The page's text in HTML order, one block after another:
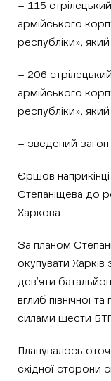
– 115
армійського
республіки»,
– 206
армійського
республіки»,
– зведений загон
Єршов
Степаніщева до
Харкова.
За планом
окупувати Харків
дев’яти
вглиб північної та
силами шести
Планувалось
східної сторони